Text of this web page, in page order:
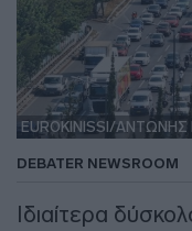
EUROKINISSI/
DEBATER NEWSROOM
Ιδιαίτερα